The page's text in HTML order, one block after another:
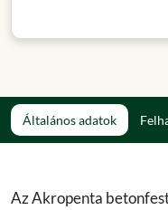
Általános adatok
Az Akropenta